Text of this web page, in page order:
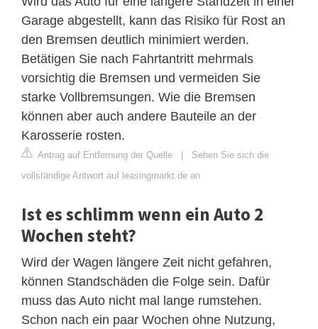
Garage abgestellt, kann das Risiko für Rost an
den Bremsen deutlich minimiert werden.
Betätigen Sie nach Fahrtantritt mehrmals
vorsichtig die Bremsen und vermeiden Sie
starke Vollbremsungen. Wie die Bremsen
können aber auch andere Bauteile an der
Karosserie rosten.
Antrag auf Entfernung der Quelle | Sehen Sie sich die
vollständige Antwort auf leasingmarkt.de an
Ist es schlimm wenn ein Auto 2
Wochen steht?
Wird der Wagen längere Zeit nicht gefahren,
können Standschäden die Folge sein. Dafür
muss das Auto nicht mal lange rumstehen.
Schon nach ein paar Wochen ohne Nutzung,